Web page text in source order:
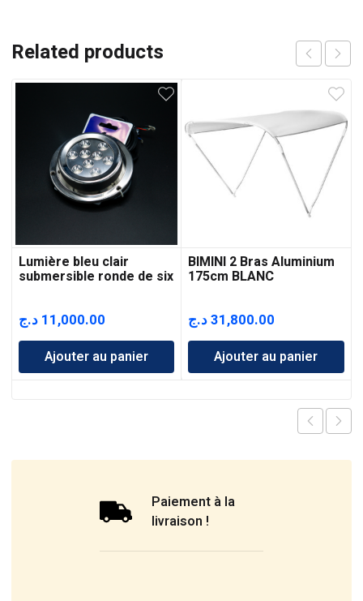
Related products
Lumière bleu clair
submersible ronde de six
11,000.00 د.ج
Ajouter au panier
BIMINI 2 Bras Aluminium
175cm BLANC
31,800.00د.ج
Ajouter au panier
Paiement à la
livraison !